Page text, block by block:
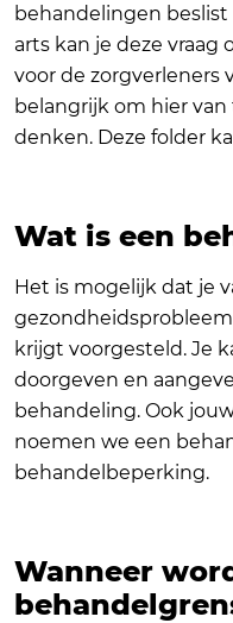
behandelingen
arts kan je deze vraag
voor de zorgverleners
belangrijk om hier
denken. Deze folder
Wat is een
Het is mogelijk dat je
krijgt voorgesteld. Je
doorgeven en
behandeling. Ook
noemen we een
behandelbeperking.
Wanneer